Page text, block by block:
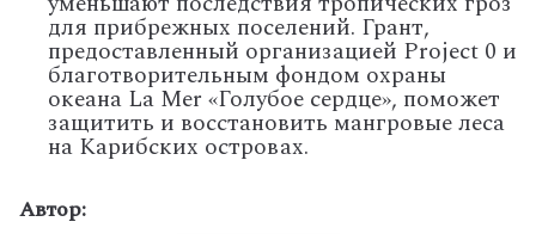
для прибрежных поселений. Грант,
предоставленный организацией Project 0 и
благотворительным фондом охраны
океана La Mer «Голубое сердце», поможет
защитить и восстановить мангровые леса
на Карибских островах.
Автор: